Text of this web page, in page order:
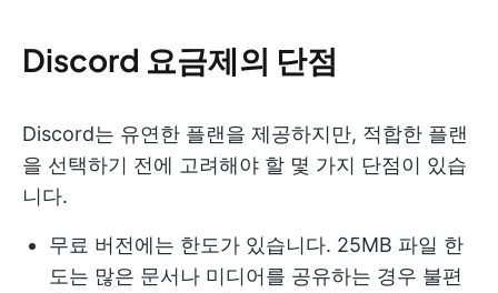
Discord 요금제의 단점
Discord는 유연한 플랜을 제공하지만, 적합한 플랜
을 선택하기 전에 고려해야 할 몇 가지 단점이 있습
니다.
무료 버전에는 한도가 있습니다. 25MB 파일 한
도는 많은 문서나 미디어를 공유하는 경우 불편